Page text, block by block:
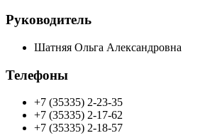
Руководитель
Шатняя Ольга Александровна
Телефоны
+7 (35335) 2-23-35
+7 (35335) 2-17-62
+7 (35335) 2-18-57